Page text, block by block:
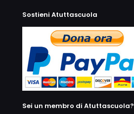
Sostieni Atuttascuola
Sei un membro di Atuttascuola?